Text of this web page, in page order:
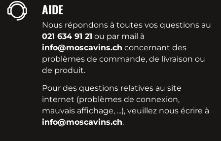
AIDE
Nous répondons à toutes vos questions au
021 634 91 21 ou par mail à
info@moscavins.ch concernant des
problèmes de commande, de livraison ou
de produit.
Pour des questions relatives au site
internet (problèmes de connexion,
mauvais affichage, ...), veuillez nous écrire à
info@moscavins.ch.